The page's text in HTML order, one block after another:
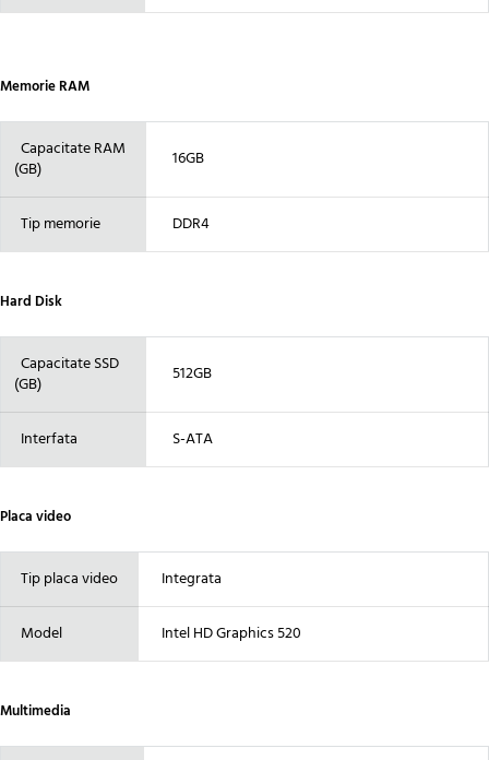
Memorie RAM
Capacitate RAM
(GB)
16GB
Tip memorie DDR4
Hard Disk
Capacitate SSD
(GB)
512GB
Interfata S-ATA
Placa video
Tip placa video Integrata
Model Intel HD Graphics 520
Multimedia